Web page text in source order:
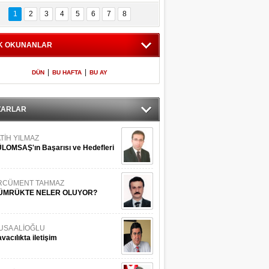
İstanbul
Adaları
600 milletvekilinin
listesi
1 2 3 4 5 6 7 8
OKUNANLAR
DÜN BU HAFTA BU AY
YILMAZ
Başarısı ve Hedefleri
TAHMAZ
NELER OLUYOR?
ALİOĞLU
iletişim